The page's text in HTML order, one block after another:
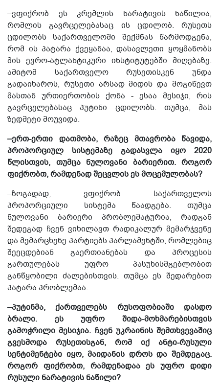
–ვფიქრობ ეს კრემლის ნარატივის ნაწილია,
რომლის გავრცელებასაც ის ცდილობ. რუსეთს
ცდილობს საქართველოში შექმნას წარმოდგენა,
რომ ის პატარა ქვეყანაა, დასავლეთი ყოყმანობს
მის ევრო-ატლანტიკური ინსტიტუტებში მიღებაზე.
ამიტომ საქართველო რუსეთისკენ უნდა
გადაიხაროს, რუსეთი არსად მიდის და მოგიწევთ
მასთან ურთიერთობის ქონა - ესაა მესიჯი, რის
გავრცელებასაც პუტინი ცდილობს. თუმცა, მას
ზედმეტი მოუვიდა.
–ერთ-ერთი დათმობა, რაზეც მთავრობა წავიდა,
პროპორციულ სისტემაზე გადასვლა იყო 2020
წლისთვის, თუმცა ნულოვანი ბარიერით. როგორ
ფიქრობთ, რამდენად შეცვლის ეს მოცემულობას?
–ზოგადად, ვფიქრობ საქართველოს
პროპორციული სისტემა წაადგება. თუმცა
ნულოვანი ბარიერი პრობლემატურია, რადგან
შედეგად ჩვენ ვიხილავთ რადიკალურ მემარჯვენე
და მემარცხენე პარტიებს პარლამენტში, რომლებიც
შეეცდებიან გაერთიანებას და პროცესის
გართულებას უფრო პასუხისმგებლობით
განწყობილი ძალებისთვის. თუმცა ეს შედარებით
პატარა პრობლემაა.
–პუტინმა, ქართველებს რუსოფობიაში დასდო
ბრალი. ეს უფრო შიდა-მოხმარებისთვის
გამოჭრილი მესიჯია. ჩვენ უკრაინის შემთხვევაშიც
გვესმოდა რუსეთისგან, რომ იქ ანტი-რუსული
სენტიმენტები იყო, მაიდანის დროს და შემდეგაც.
როგორ ფიქრობთ, რამდენადაა ეს უფრო დიდი
რუსული ნარატივის ნაწილი?